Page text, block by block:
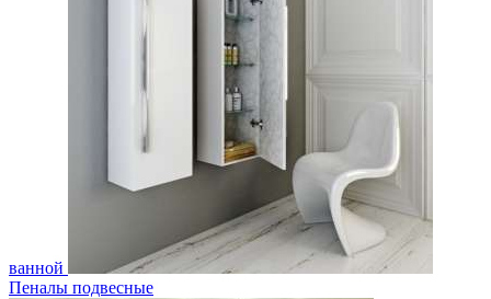
ванной
Пеналы подвесные